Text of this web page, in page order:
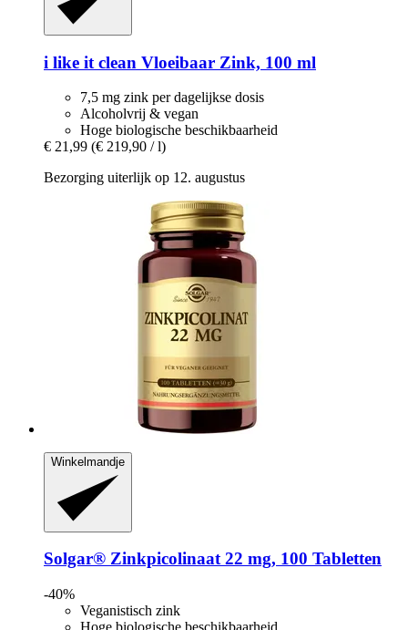
i like it clean Vloeibaar Zink, 100 ml
7,5 mg zink per dagelijkse dosis
Alcoholvrij & vegan
Hoge biologische beschikbaarheid
€ 21,99 (€ 219,90 / l)
Bezorging uiterlijk op 12. augustus
Winkelmandje
Solgar® Zinkpicolinaat 22 mg, 100 Tabletten
-40%
Veganistisch zink
Hoge biologische beschikbaarheid